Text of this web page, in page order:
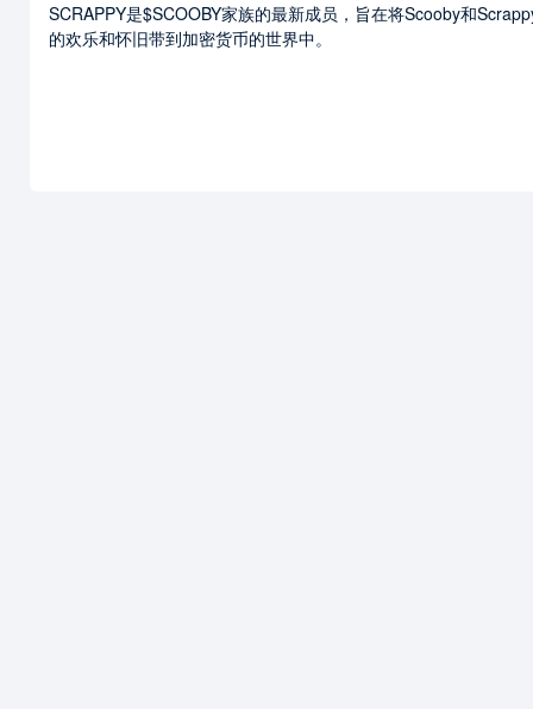
SCRAPPY是$SCOOBY家族的最新成员，旨在将Scooby和
的欢乐和怀旧带到加密货币的世界中。